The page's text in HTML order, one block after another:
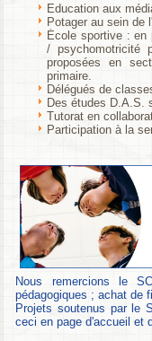
Education aux
Potager au sein de
École sportive : en
/ psychomotricité
proposées en
primaire.
Délégués de
Des études D.A.S.
Tutorat en
Participation à la
Nous remercions le
pédagogiques ; achat de
Projets soutenus par le
ceci en page d'accueil et